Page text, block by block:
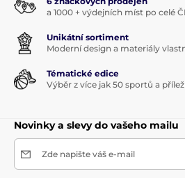
a 1000 + výdejních míst po celé
Unikátní sortiment
Moderní design a materiály
Tématické edice
Výběr z více jak 50 sportů a
Novinky a slevy do vašeho mailu
Zde napište váš e-mail